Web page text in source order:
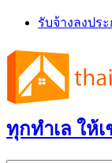
Skip
content
รับจ้างลงปร
ทุกทำเล ให้